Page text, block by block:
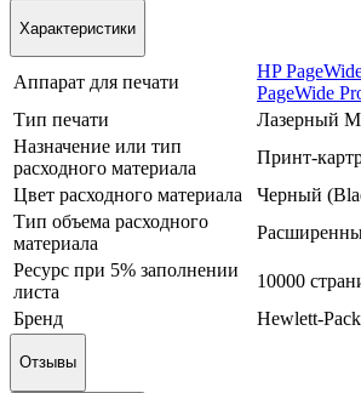
Характеристики
Аппарат для печати
HP
PageWide
Тип печати
Лазерный
Назначение или тип
расходного материала
Принт-
Цвет расходного материала
Черный
Тип объема расходного
материала
Ресурс при 5% заполнении
листа
10000
Бренд
Hewlett-
Отзывы